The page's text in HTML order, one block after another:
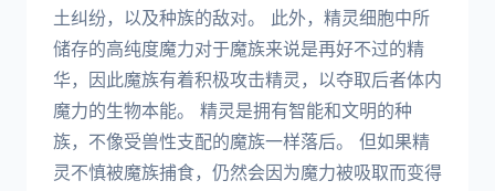
土纠纷，以及种族的敌对。 此外，精灵细胞中所
储存的高纯度魔力对于魔族来说是再好不过的精
华，因此魔族有着积极攻击精灵，以夺取后者体内
魔力的生物本能。 精灵是拥有智能和文明的种
族，不像受兽性支配的魔族一样落后。 但如果精
灵不慎被魔族捕食，仍然会因为魔力被吸取而变得